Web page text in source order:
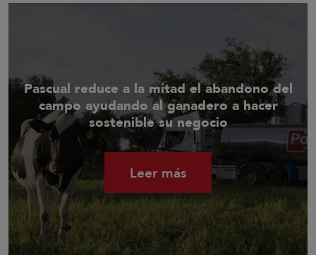
Pascual reduce a la mitad el abandono del
campo ayudando al ganadero a hacer
sostenible su negocio
Leer más